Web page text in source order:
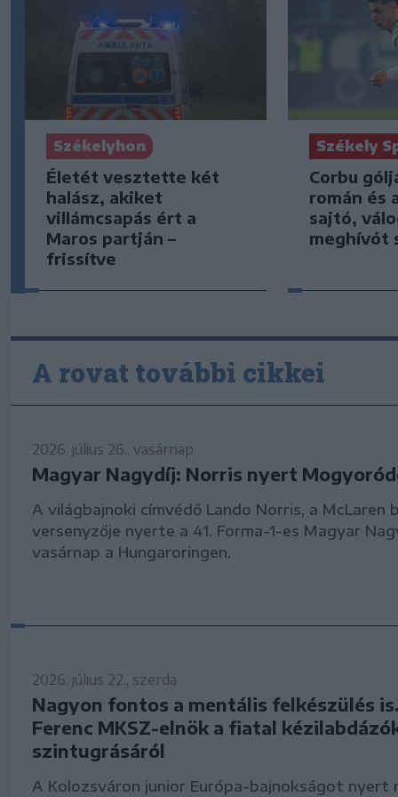
Székelyhon
Életét vesztette két
halász, akiket
villámcsapás ért a
Maros partján –
frissítve
Székely
Corbu
román és
sajtó,
meghívót
A rovat további cikkei
2026. július 26., vasárnap
Magyar Nagydíj: Norris nyert
A világbajnoki címvédő Lando Norris, a McLaren
versenyzője nyerte a 41. Forma-1-es Magyar
vasárnap a Hungaroringen.
2026. július 22., szerda
Nagyon fontos a mentális felkészülés
Ferenc MKSZ-elnök a fiatal
szintugrásáról
A Kolozsváron junior Európa-bajnokságot nyert